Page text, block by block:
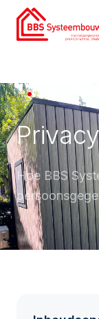
PRIVACY
Privacy
Hoe BBS